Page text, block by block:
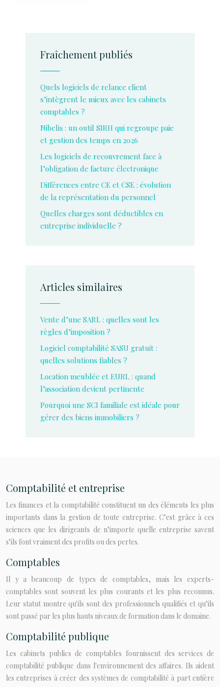
Fraîchement publiés
Quels logiciels de relance client
s’intègrent le mieux avec les cabinets
comptables ?
Nibelis : un outil SIRH qui regroupe paie
et gestion des temps en 2026
Les logiciels de recouvrement face à
l’obligation de facture électronique
Différences entre CE et CSE : évolution
de la représentation du personnel
Quelles charges sont déductibles en
entreprise individuelle ?
Articles similaires
Vente d’une SARL : quelles sont les
règles d’imposition ?
Logiciel comptabilité SASU gratuit :
quelles solutions fiables ?
Location meublée et EURL : quand
l’association devient pertinente
Pourquoi une SCI familiale est idéale pour
gérer des biens immobiliers ?
Comptabilité et entreprise
Les finances et la comptabilité constituent un des éléments les plus
importants dans la gestion de toute entreprise. C’est grâce à ces
sciences que les dirigeants de n’importe quelle entreprise savent
s’ils font vraiment des profits ou des pertes.
Comptables
Il y a beaucoup de types de comptables, mais les experts-
comptables sont souvent les plus courants et les plus reconnus.
Leur statut montre qu'ils sont des professionnels qualifiés et qu’ils
sont passé par les plus hauts niveaux de formation dans le domaine.
Comptabilité publique
Les cabinets publics de comptables fournissent des services de
comptabilité publique dans l'environnement des affaires. Ils aident
les entreprises à créer des systèmes de comptabilité à part entière